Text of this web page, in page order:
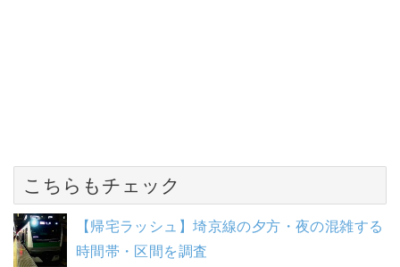
こちらもチェック
【帰宅ラッシュ】埼京線の夕方・夜の混雑する
時間帯・区間を調査